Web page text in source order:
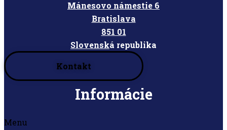
Mánesovo námestie 6
Bratislava
851 01
Slovenská republika
Kontakt
Informácie
Menu